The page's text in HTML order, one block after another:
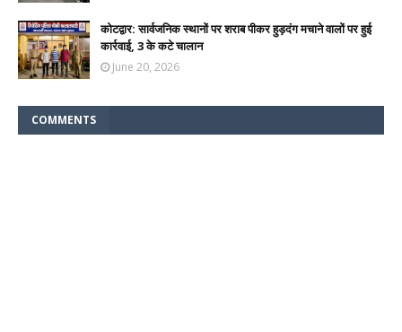
कोटद्वार: सार्वजनिक स्थानों पर शराब पीकर हुड़दंग मचाने वालों पर हुई
कार्रवाई, 3 के कटे चालान
June 20, 2026
COMMENTS